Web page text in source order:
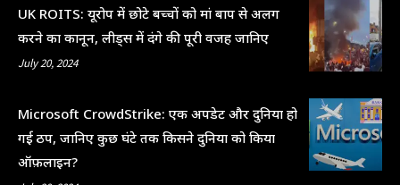
UK ROITS: यूरोप में छोटे बच्चों को मां बाप से अलग
करने का कानून, लीड्स में दंगे की पूरी वजह जानिए
July 20, 2024
Microsoft CrowdStrike: एक अपडेट और दुनिया हो
गई ठप, जानिए कुछ घंटे तक किसने दुनिया को किया
ऑफ़लाइन?